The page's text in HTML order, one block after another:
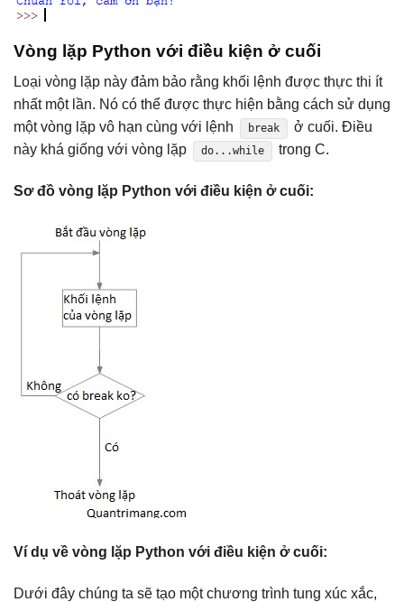
Vòng lặp Python với điều kiện ở cuối
Loại vòng lặp này đảm bảo rằng khối lệnh được thực thi ít
nhất một lần. Nó có thể được thực hiện bằng cách sử dụng
một vòng lặp vô hạn cùng với lệnh
break
ở cuối. Điều
này khá giống với vòng lặp
do...while trong C.
Sơ đồ vòng lặp Python với điều kiện ở cuối:
Ví dụ về vòng lặp Python với điều kiện ở cuối:
Dưới đây chúng ta sẽ tạo một chương trình tung xúc xắc,